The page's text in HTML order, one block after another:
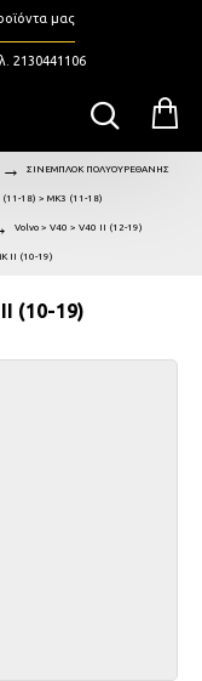
μας
2130441106
ΣΙΝΕΜΠΛΟΚ ΠΟΛΥΟΥΡΕΘΑΝΗΣ
(11-18) > MK3 (11-18)
Volvo > V40 > V40 II (12-19)
II (10-19)
(10-19)